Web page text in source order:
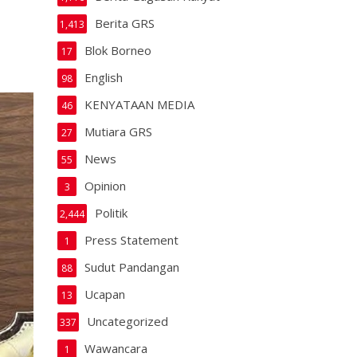
Berita GRS
1,413
Blok Borneo
17
English
98
KENYATAAN MEDIA
46
Mutiara GRS
27
News
55
Opinion
3
Politik
2,444
Press Statement
1
Sudut Pandangan
88
Ucapan
13
Uncategorized
337
Wawancara
1